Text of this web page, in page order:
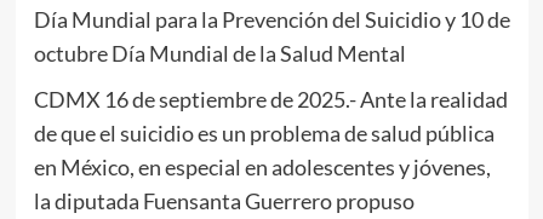
Día Mundial para la Prevención del Suicidio y 10 de
octubre Día Mundial de la Salud Mental
CDMX 16 de septiembre de 2025.- Ante la realidad
de que el suicidio es un problema de salud pública
en México, en especial en adolescentes y jóvenes,
la diputada Fuensanta Guerrero propuso